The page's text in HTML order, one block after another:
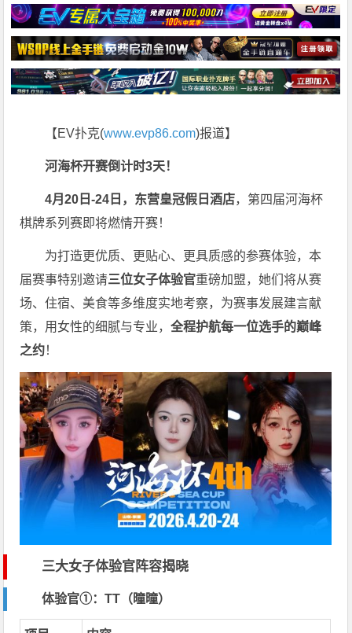
【EV扑克(www.evp86.com)报道】
河海杯开赛倒计时3天！
4月20日-24日，东营皇冠假日酒店，第四届河海杯
棋牌系列赛即将燃情开赛！
为打造更优质、更贴心、更具质感的参赛体验，本
届赛事特别邀请三位女子体验官重磅加盟，她们将从赛
场、住宿、美食等多维度实地考察，为赛事发展建言献
策，用女性的细腻与专业，全程护航每一位选手的巅峰
之约！
三大女子体验官阵容揭晓
体验官①：TT（曈曈）